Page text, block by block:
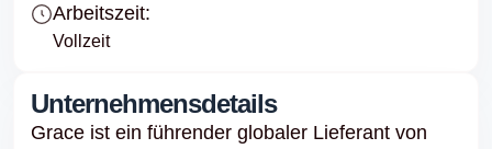
Arbeitszeit:
Vollzeit
Unternehmensdetails
Grace ist ein führender globaler Lieferant von